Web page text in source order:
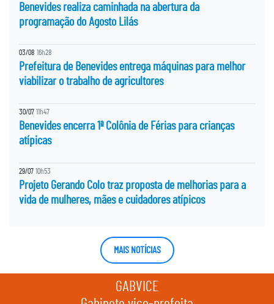
Benevides realiza caminhada na abertura da
programação do Agosto Lilás
03/08 16h28
Prefeitura de Benevides entrega máquinas para melhor
viabilizar o trabalho de agricultores
30/07 11h47
Benevides encerra 1ª Colônia de Férias para crianças
atípicas
29/07 10h53
Projeto Gerando Colo traz proposta de melhorias para a
vida de mulheres, mães e cuidadores atípicos
MAIS NOTÍCIAS
GABVICE